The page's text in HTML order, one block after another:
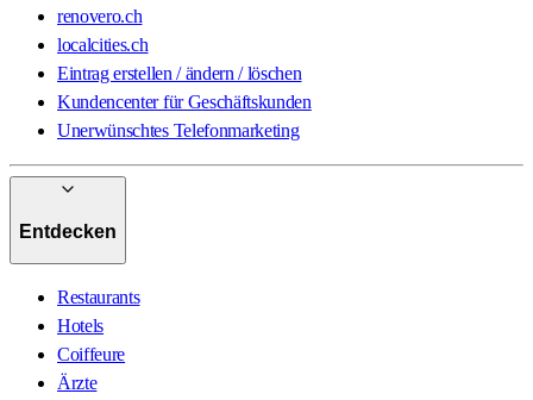
renovero.ch
localcities.ch
Eintrag erstellen / ändern / löschen
Kundencenter für Geschäftskunden
Unerwünschtes Telefonmarketing
Entdecken
Restaurants
Hotels
Coiffeure
Ärzte